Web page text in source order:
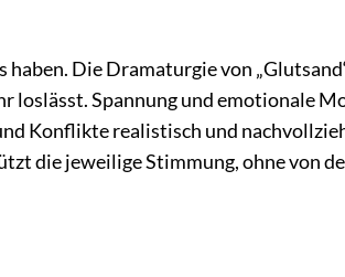
Die Dramaturgie von
loslässt. Spannung und emotionale
Konflikte realistisch und
die jeweilige Stimmung, ohne von